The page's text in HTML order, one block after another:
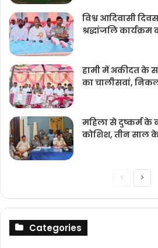
विश्व आदिवासी
श्रद्धांजलि
हामी में अकीदत के
का चालीसवां,
महिला से दुष्कर्म के
कोशिश, तीन साल
PreviousNext
Categories